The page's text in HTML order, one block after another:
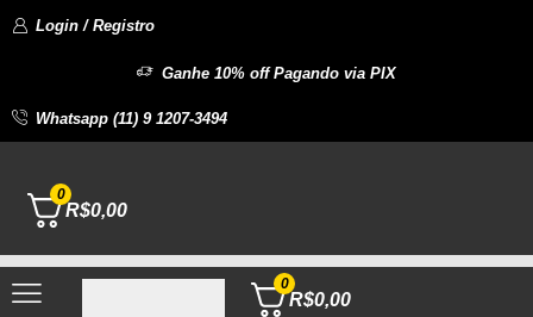
Login / Registro
Ganhe 10% off Pagando via PIX
Whatsapp (11) 9 1207-3494
0
R$0,00
0
R$0,00